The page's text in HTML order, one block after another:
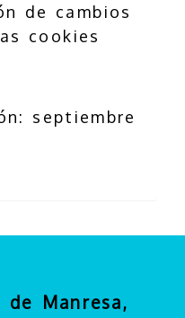
de cambios
cookies
septiembre
Manresa,